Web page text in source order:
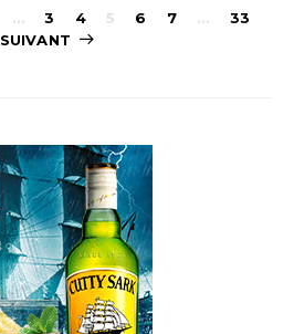
Navigation
… 3 4 5 6 7 …
33
SUIVANT